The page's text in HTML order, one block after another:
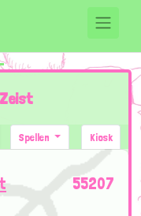
Spellen Kiosk
55207